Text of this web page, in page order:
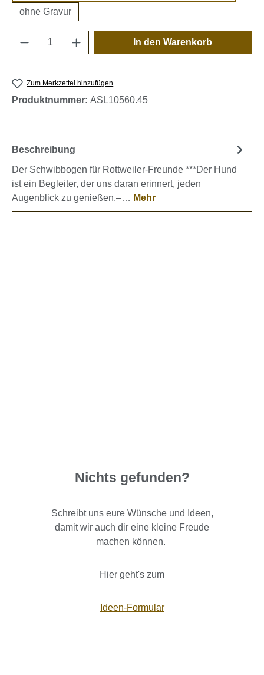
ohne Gravur
Produkt Anzahl: Gib den gewünschten
In den Warenkorb
Zum Merkzettel hinzufügen
Produktnummer: ASL10560.45
Beschreibung
Der Schwibbogen für Rottweiler-Freunde ***Der Hund
ist ein Begleiter, der uns daran erinnert, jeden
Augenblick zu genießen.–… Mehr
Nichts gefunden?
Schreibt uns eure Wünsche und Ideen,
damit wir auch dir eine kleine Freude
machen können.
Hier geht's zum
Ideen-Formular